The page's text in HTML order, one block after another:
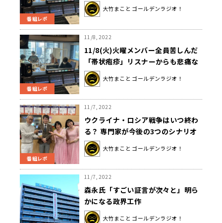
番組レポ
大竹まこと ゴールデンラジオ！
番組レポ
11/8, 2022
11/8(火)火曜メンバー全員苦しんだ
「帯状疱疹」リスナーからも悲痛な
声
大竹まこと ゴールデンラジオ！
番組レポ
11/7, 2022
ウクライナ・ロシア戦争はいつ終わ
る？ 専門家が今後の3つのシナリオ
を解説
大竹まこと ゴールデンラジオ！
11/7, 2022
森永氏「すごい証言が次々と」明ら
かになる政界工作
大竹まこと ゴールデンラジオ！